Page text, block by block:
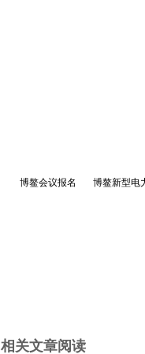
博鳌会议报名 博鳌新型电
相关文章阅读